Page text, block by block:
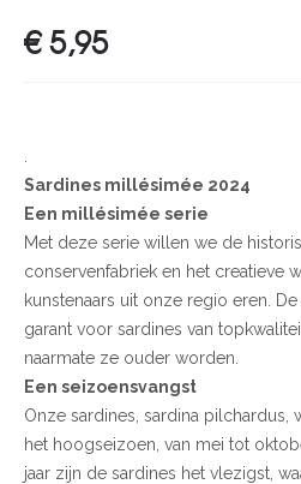
€5,95
Sardines millésimée 2024
Een millésimée serie
Met deze serie willen we de
conservenfabriek en het creatieve
kunstenaars uit onze regio eren.
garant voor sardines van
naarmate ze ouder worden.
Een seizoensvangst
Onze sardines, sardina pilchardus,
het hoogseizoen, van mei tot
jaar zijn de sardines het vlezigst,